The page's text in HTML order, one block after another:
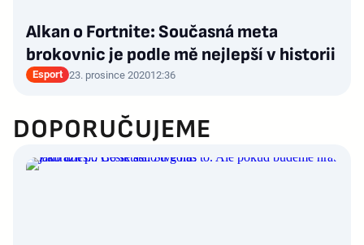
Alkan o Fortnite: Současná meta
brokovnic je podle mě nejlepší v historii
Esport 23. prosince 202012:36
DOPORUČUJEME